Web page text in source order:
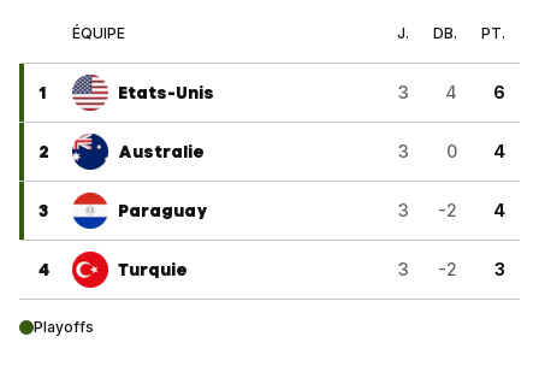
ÉQUIPE J. DB. PT.
1 Etats-Unis 3 4 6
2 Australie 3 0 4
3 Paraguay 3 -2 4
4 Turquie 3 -2 3
Playoffs